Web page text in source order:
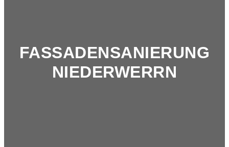
FASSADENSANIERUNG
NIEDERWERRN